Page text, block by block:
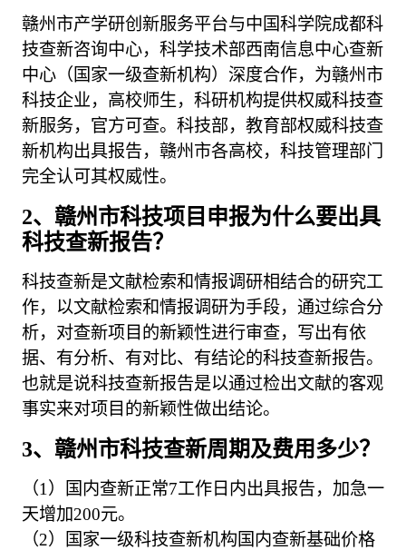
赣州市产学研创新服务平台与中国科学院成都科
技查新咨询中心，科学技术部西南信息中心查新
中心（国家一级查新机构）深度合作，为赣州市
科技企业，高校师生，科研机构提供权威科技查
新服务，官方可查。科技部，教育部权威科技查
新机构出具报告，赣州市各高校，科技管理部门
完全认可其权威性。
2、赣州市科技项目申报为什么要出具
科技查新报告？
科技查新是文献检索和情报调研相结合的研究工
作，以文献检索和情报调研为手段，通过综合分
析，对查新项目的新颖性进行审查，写出有依
据、有分析、有对比、有结论的科技查新报告。
也就是说科技查新报告是以通过检出文献的客观
事实来对项目的新颖性做出结论。
3、赣州市科技查新周期及费用多少？
（1）国内查新正常7工作日内出具报告，加急一
天增加200元。
（2）国家一级科技查新机构国内查新基础价格